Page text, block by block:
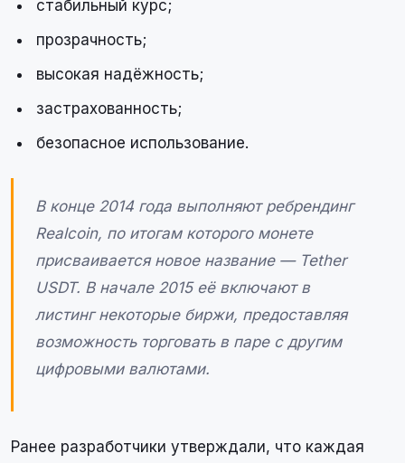
стабильный курс;
прозрачность;
высокая надёжность;
застрахованность;
безопасное использование.
В конце 2014 года выполняют ребрендинг
Realcoin, по итогам которого монете
присваивается новое название — Tether
USDT. В начале 2015 её включают в
листинг некоторые биржи, предоставляя
возможность торговать в паре с другим
цифровыми валютами.
Ранее разработчики утверждали, что каждая